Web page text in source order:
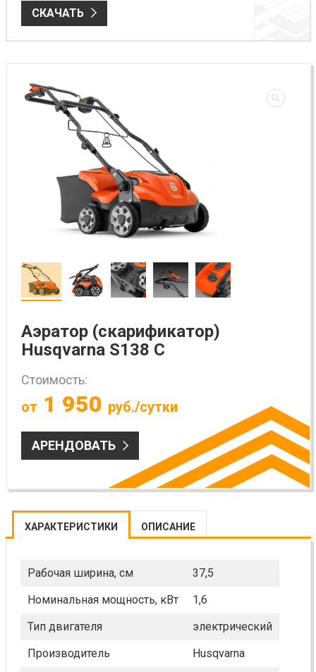
СКАЧАТЬ
Аэратор (скарификатор)
Husqvarna S138 C
Стоимость:
от 1 950 руб./сутки
АРЕНДОВАТЬ
ХАРАКТЕРИСТИКИ ОПИСАНИЕ
Рабочая ширина, см
37,5
Номинальная мощность, кВт
1,6
Тип двигателя
электрический
Производитель
Husqvarna